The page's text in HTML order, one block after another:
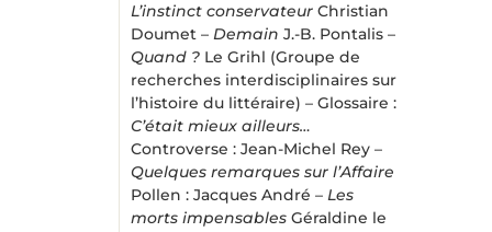
L’instinct conservateurChristian
Doumet – Demain J.-B. Pontalis –
Quand ?Le Grihl (Groupe de
recherches interdisciplinaires sur
l’histoire du littéraire) – Glossaire :
C’était mieux ailleurs…
Controverse : Jean-Michel Rey –
Quelques remarques sur l’Affaire
Pollen : Jacques André – Les
morts impensables Géraldine le